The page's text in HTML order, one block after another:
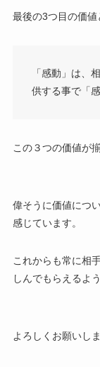
最後の3つ目の価値
「感動」は、
供する事で「
この３つの価値が
偉そうに価値につ
感じています。
これからも常に相
しんでもらえるよ
よろしくお願いしま